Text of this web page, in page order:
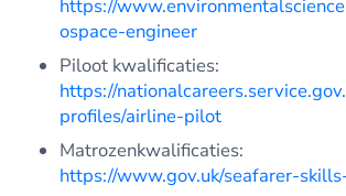
https://
ospace-engineer
Piloot kwalificaties:
https://
profiles/airline-pilot
Matrozenkwalificaties:
https://www.gov.uk/seafarer-